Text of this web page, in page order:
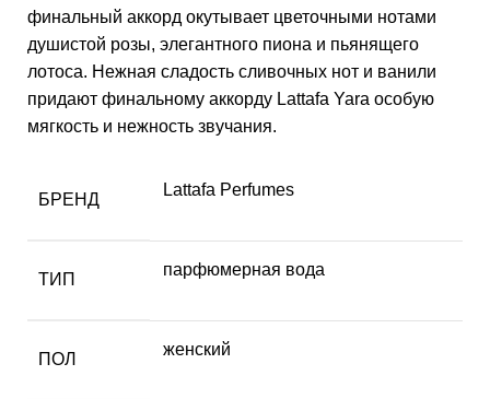
финальный аккорд окутывает цветочными нотами
душистой розы, элегантного пиона и пьянящего
лотоса. Нежная сладость сливочных нот и ванили
придают финальному аккорду Lattafa Yara особую
мягкость и нежность звучания.
БРЕНД
Lattafa Perfumes
ТИП
парфюмерная вода
ПОЛ
женский